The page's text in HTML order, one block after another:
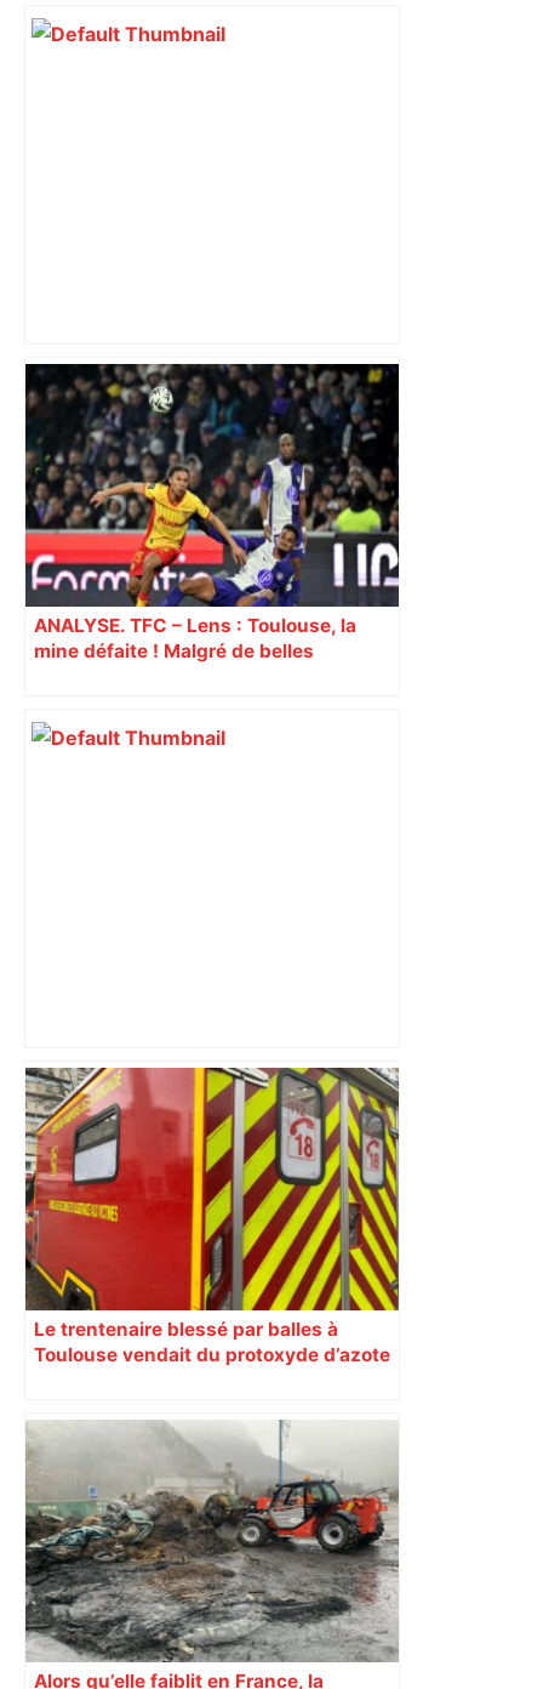
Top 14 : Perpignan mate le leader
Toulouse et quitte la dernière place –
lanouvellerepublique.fr
ANALYSE. TFC – Lens : Toulouse, la
mine défaite ! Malgré de belles
Au cœur du quotidien d'une infirmière
du CHU de Toulouse – Sud Radio
Le trentenaire blessé par balles à
Toulouse vendait du protoxyde d’azote
Alors qu’elle faiblit en France, la